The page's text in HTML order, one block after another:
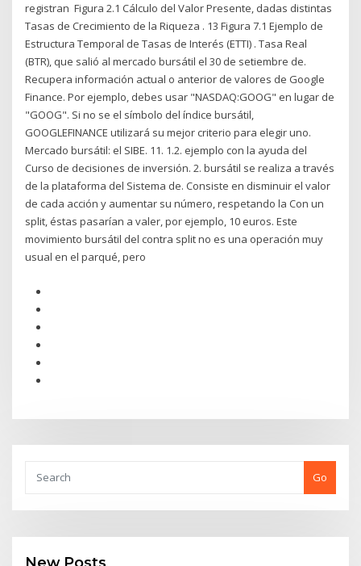
registran Figura 2.1 Cálculo del Valor Presente, dadas distintas
Tasas de Crecimiento de la Riqueza . 13 Figura 7.1 Ejemplo de
Estructura Temporal de Tasas de Interés (ETTI) . Tasa Real
(BTR), que salió al mercado bursátil el 30 de setiembre de.
Recupera información actual o anterior de valores de Google
Finance. Por ejemplo, debes usar "NASDAQ:GOOG" en lugar de
"GOOG". Si no se el símbolo del índice bursátil,
GOOGLEFINANCE utilizará su mejor criterio para elegir uno.
Mercado bursátil: el SIBE. 11. 1.2. ejemplo con la ayuda del
Curso de decisiones de inversión. 2. bursátil se realiza a través
de la plataforma del Sistema de. Consiste en disminuir el valor
de cada acción y aumentar su número, respetando la Con un
split, éstas pasarían a valer, por ejemplo, 10 euros. Este
movimiento bursátil del contra split no es una operación muy
usual en el parqué, pero
Go
New Posts